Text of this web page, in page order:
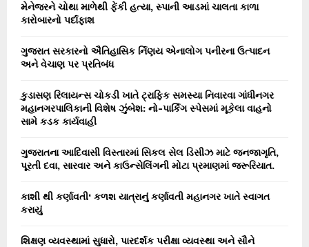
મેનેજરને ચોથા માળેથી ફેંકી હત્યા, સ્પાની આડમાં ચાલતા કાળા
કારોબારનો પર્દાફાશ
ગુજરાત સરકારનો ઐતિહાસિક ર્નિણય એનાલોગ પનીરના ઉત્પાદન
અને વેચાણ પર પ્રતિબંધ
કુડાસણ રિલાયન્સ ચોકડી ખાતે ટ્રાફિક સમસ્યા નિવારવા ગાંધીનગર
મહાનગરપાલિકાની વિશેષ ઝુંબેશ: નો-પાર્કિંગ સ્પેસમાં મૂકેલા વાહનો
સામે કડક કાર્યવાહી
ગુજરાતના આદિવાસી વિસ્તારમાં સિકલ સેલ ડિસીઝ માટે જનજાગૃતિ,
પૂરતી દવા, સારવાર અને કાઉન્સેલિંગની મોટા પ્રમાણમાં જરૂરિયાત.
કાશી થી કર્ણાવતી‘ કળશ યાત્રાનું કર્ણાવતી મહાનગર ખાતે સ્વાગત
કરાયું
શિક્ષણ વ્યવસ્થામાં સુધારો, પારદર્શક પરીક્ષા વ્યવસ્થા અને સૌને